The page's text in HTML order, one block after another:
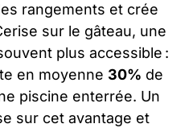
rangements et crée
sur le gâteau, une
plus accessible :
en moyenne 30% de
piscine enterrée. Un
sur cet avantage et